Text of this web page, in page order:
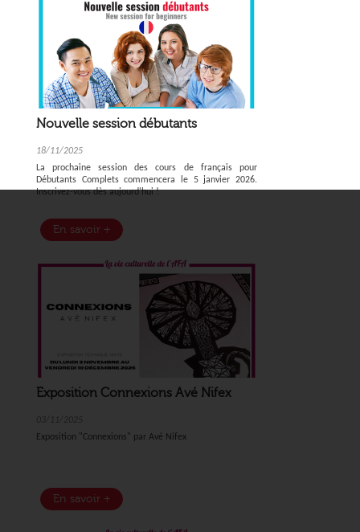
Nouvelle session débutants
18/11/2025
La prochaine session des cours de français pour
Débutants Complets commencera le 5 janvier 2026.
Inscrivez-vous dès aujourd'hui !
En savoir +
Exposition Connexions Avé Nifex
03/11/2025
Exposition "Connexions" par Avé Nifex
En savoir +